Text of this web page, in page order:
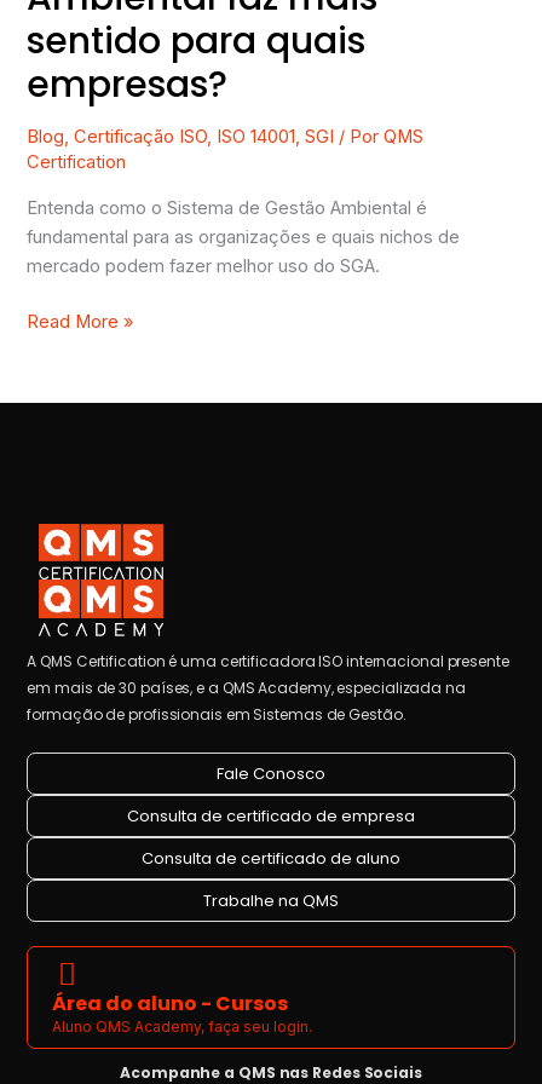
sentido para quais
empresas?
Blog,Certificação ISO, ISO 14001,SGI / PorQMS
Certification
Entenda como o Sistema de Gestão Ambiental é
fundamental para as organizações e quais nichos de
mercado podem fazer melhor uso do SGA.
Read More »
A QMS Certification é uma certificadora ISO internacional presente
em mais de 30 países, e a QMS Academy, especializada na
formação de profissionais em Sistemas de Gestão.
Fale Conosco
Consulta de certificado de empresa
Consulta de certificado de aluno
Trabalhe na QMS
Área do aluno - Cursos
Aluno QMS Academy, faça seu login.
Acompanhe a QMS nas Redes Sociais